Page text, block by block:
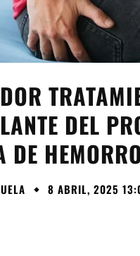
DEL
8 ABRIL, 2025